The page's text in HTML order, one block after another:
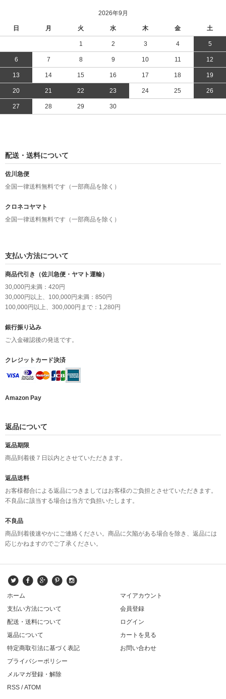
2026年9月
日 月 火 水 木 金 土
1 2 3 4 5
6 7 8 9 10 11 12
13 14 15 16 17 18 19
20 21 22 23 24 25 26
27 28 29 30
配送・送料について
佐川急便
全国一律送料無料です（一部商品を除く）
クロネコヤマト
全国一律送料無料です（一部商品を除く）
支払い方法について
商品代引き（佐川急便・ヤマト運輸）
30,000円未満：420円
30,000円以上、100,000円未満：850円
100,000円以上、300,000円まで：1,280円
銀行振り込み
ご入金確認後の発送です。
クレジットカード決済
Amazon Pay
返品について
返品期限
商品到着後７日以内とさせていただきます。
返品送料
お客様都合による返品につきましてはお客様のご負担とさせていただきます。
不良品に該当する場合は当方で負担いたします。
不良品
商品到着後速やかにご連絡ください。商品に欠陥がある場合を除き、返品には
応じかねますのでご了承ください。
ホーム
支払い方法について
配送・送料について
返品について
特定商取引法に基づく表記
プライバシーポリシー
メルマガ登録・解除
RSS /ATOM
マイアカウント
会員登録
ログイン
カートを見る
お問い合わせ